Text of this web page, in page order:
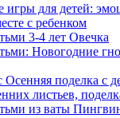
игры для детей:
с ребенком
3-4 лет Овечка
Новогодние
Осенняя поделка с
листьев,
из ваты